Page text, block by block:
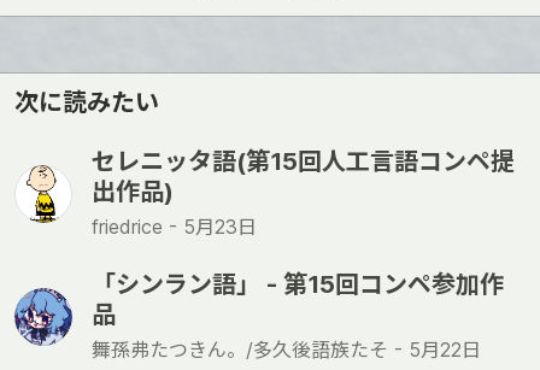
次に読みたい
セレニッタ語(第15回人工言語コンペ提
出作品)
friedrice - 5月23日
「シンラン語」 - 第15回コンペ参加作
品
舞孫弗たつきん。/多久後語族たそ - 5月22日